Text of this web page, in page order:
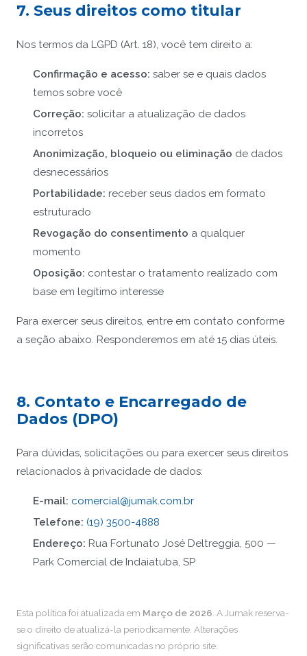
7. Seus direitos como titular
Nos termos da LGPD (Art. 18), você tem direito a:
Confirmação e acesso: saber se e quais dados
temos sobre você
Correção: solicitar a atualização de dados
incorretos
Anonimização, bloqueio ou eliminação de dados
desnecessários
Portabilidade: receber seus dados em formato
estruturado
Revogação do consentimento a qualquer
momento
Oposição: contestar o tratamento realizado com
base em legítimo interesse
Para exercer seus direitos, entre em contato conforme
a seção abaixo. Responderemos em até 15 dias úteis.
8. Contato e Encarregado de
Dados (DPO)
Para dúvidas, solicitações ou para exercer seus direitos
relacionados à privacidade de dados:
E-mail: comercial@jumak.com.br
Telefone: (19) 3500-4888
Endereço: Rua Fortunato José Deltreggia, 500 —
Park Comercial de Indaiatuba, SP
Esta política foi atualizada em Março de 2026 . A Jumak reserva-
se o direito de atualizá-la periodicamente. Alterações
significativas serão comunicadas no próprio site.